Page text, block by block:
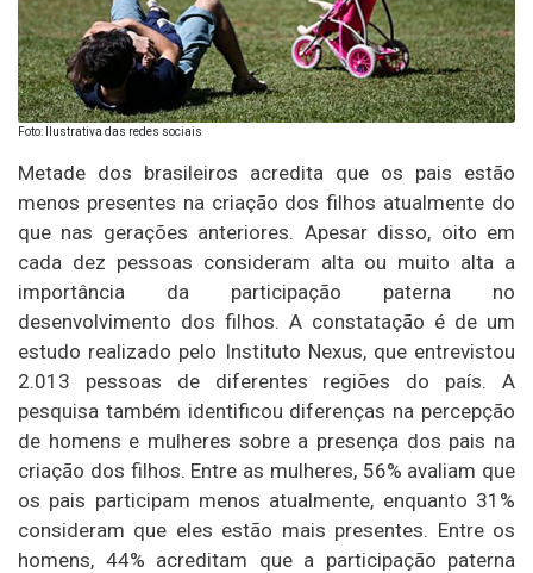
Foto: Ilustrativa das redes sociais
Metade dos brasileiros acredita que os pais estão
menos presentes na criação dos filhos atualmente do
que nas gerações anteriores. Apesar disso, oito em
cada dez pessoas consideram alta ou muito alta a
importância da participação paterna no
desenvolvimento dos filhos. A constatação é de um
estudo realizado pelo Instituto Nexus, que entrevistou
2.013 pessoas de diferentes regiões do país. A
pesquisa também identificou diferenças na percepção
de homens e mulheres sobre a presença dos pais na
criação dos filhos. Entre as mulheres, 56% avaliam que
os pais participam menos atualmente, enquanto 31%
consideram que eles estão mais presentes. Entre os
homens, 44% acreditam que a participação paterna